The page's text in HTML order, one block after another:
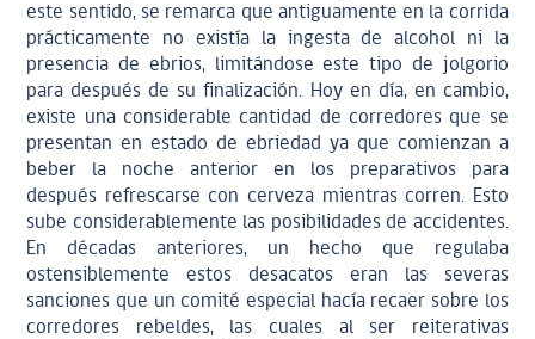
este sentido, se remarca que antiguamente en la corrida
prácticamente no existía la ingesta de alcohol ni la
presencia de ebrios, limitándose este tipo de jolgorio
para después de su finalización. Hoy en día, en cambio,
existe una considerable cantidad de corredores que se
presentan en estado de ebriedad ya que comienzan a
beber la noche anterior en los preparativos para
después refrescarse con cerveza mientras corren. Esto
sube considerablemente las posibilidades de accidentes.
En décadas anteriores, un hecho que regulaba
ostensiblemente estos desacatos eran las severas
sanciones que un comité especial hacía recaer sobre los
corredores rebeldes, las cuales al ser reiterativas